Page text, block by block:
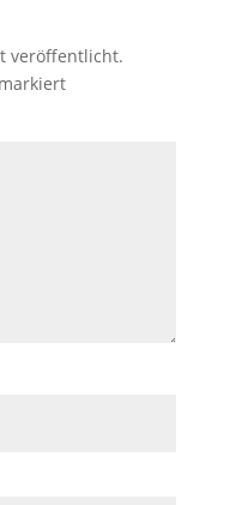
veröffentlicht.
markiert